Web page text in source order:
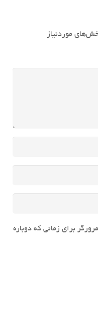
موردنیاز
برای زمانی که دوباره